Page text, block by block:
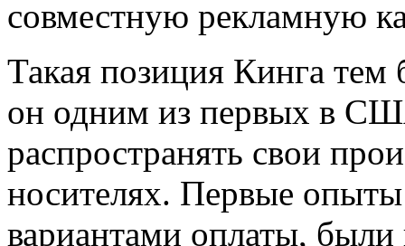
совместную рекламную
Такая позиция Кинга
он одним из первых в
распространять свои
носителях. Первые
вариантами оплаты,